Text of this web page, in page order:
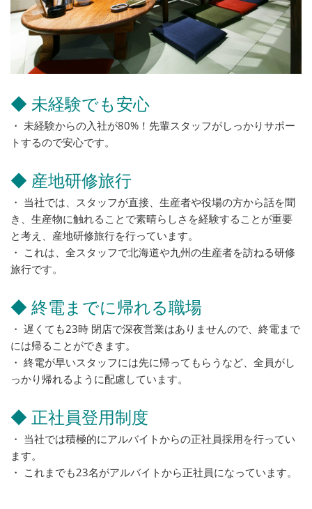
◆ 未経験でも安心
・ 未経験からの入社が80%！先輩スタッフがしっかりサポー
トするので安心です。
◆ 産地研修旅行
・ 当社では、スタッフが直接、生産者や役場の方から話を聞
き、生産物に触れることで素晴らしさを経験することが重要
と考え、産地研修旅行を行っています。
・ これは、全スタッフで北海道や九州の生産者を訪ねる研修
旅行です。
◆ 終電までに帰れる職場
・ 遅くても23時 閉店で深夜営業はありませんので、終電まで
には帰ることができます。
・ 終電が早いスタッフには先に帰ってもらうなど、全員がし
っかり帰れるように配慮しています。
◆ 正社員登用制度
・ 当社では積極的にアルバイトからの正社員採用を行ってい
ます。
・ これまでも23名がアルバイトから正社員になっています。